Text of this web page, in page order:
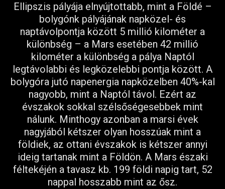
Ellipszis pályája elnyújtottabb, mint a Földé –
bolygónk pályájának napközel- és
naptávolpontja között 5 millió kilométer a
különbség – a Mars esetében 42 millió
kilométer a különbség a pálya Naptól
legtávolabbi és legközelebbi pontja között. A
bolygóra jutó napenergia napközelben 40%-kal
nagyobb, mint a Naptól távol. Ezért az
évszakok sokkal szélsőségesebbek mint
nálunk. Minthogy azonban a marsi évek
nagyjából kétszer olyan hosszúak mint a
földiek, az ottani évszakok is kétszer annyi
ideig tartanak mint a Földön. A Mars északi
féltekéjén a tavasz kb. 199 földi napig tart, 52
nappal hosszabb mint az ősz.